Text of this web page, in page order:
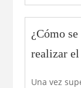
¿Cómo
realizar el
Una vez